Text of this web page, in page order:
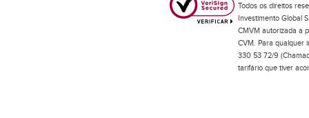
Todos os direitos
Investimento Global
CMVM autorizada a
CVM. Para qualquer
330 53 72/9
tarifário que tiver